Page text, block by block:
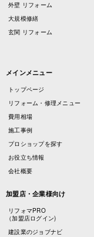
外壁 リフォーム
大規模修繕
玄関 リフォーム
メインメニュー
トップページ
リフォーム・修理メニュー
費用相場
施工事例
プロショップを探す
お役立ち情報
会社概要
加盟店・企業様向け
リフォマPRO
（加盟店ログイン)
建設業のジョブナビ